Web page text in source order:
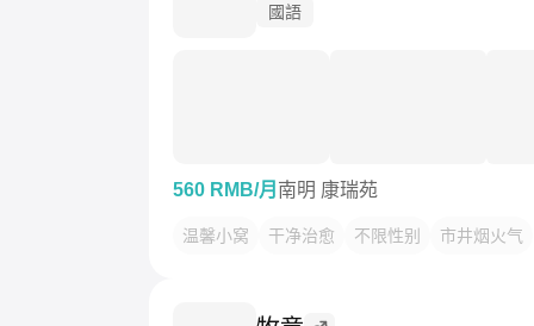
國語
560 RMB/月 南明 康瑞苑
温馨小窝 干净治愈 不限性别 市井烟火气